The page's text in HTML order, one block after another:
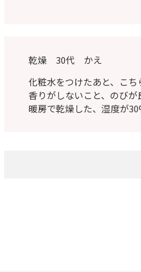
乾燥 30代 かえ
化粧水をつけたあと、こち
香りがしないこと、のびが
暖房で乾燥した、湿度が